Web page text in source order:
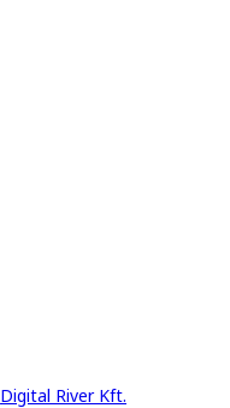
Digital River Kft.